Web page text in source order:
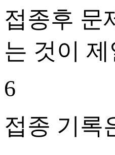
접종후 문
는 것이
6
접종 기록